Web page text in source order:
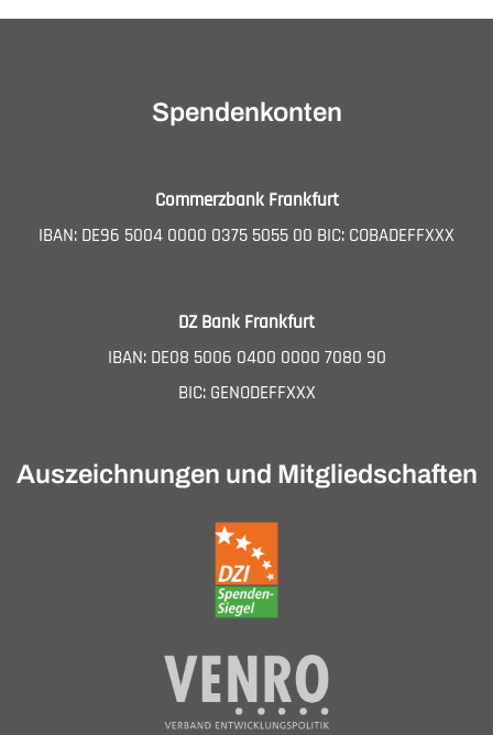
Spendenkonten
Commerzbank Frankfurt
IBAN: DE96 5004 0000 0375 5055 00 BIC: COBADEFFXXX
DZ Bank Frankfurt
IBAN: DE08 5006 0400 0000 7080 90
BIC: GENODEFFXXX
Auszeichnungen und Mitgliedschaften